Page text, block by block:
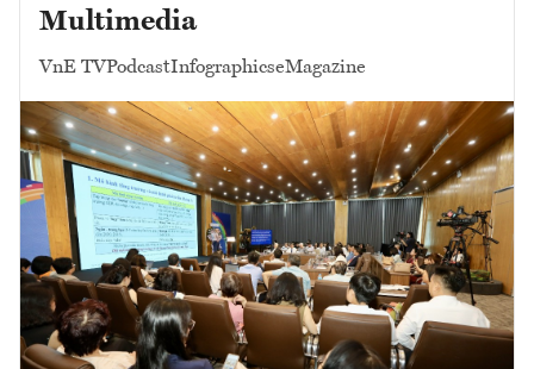
Multimedia
VnE TVPodcastInfographicseMagazine